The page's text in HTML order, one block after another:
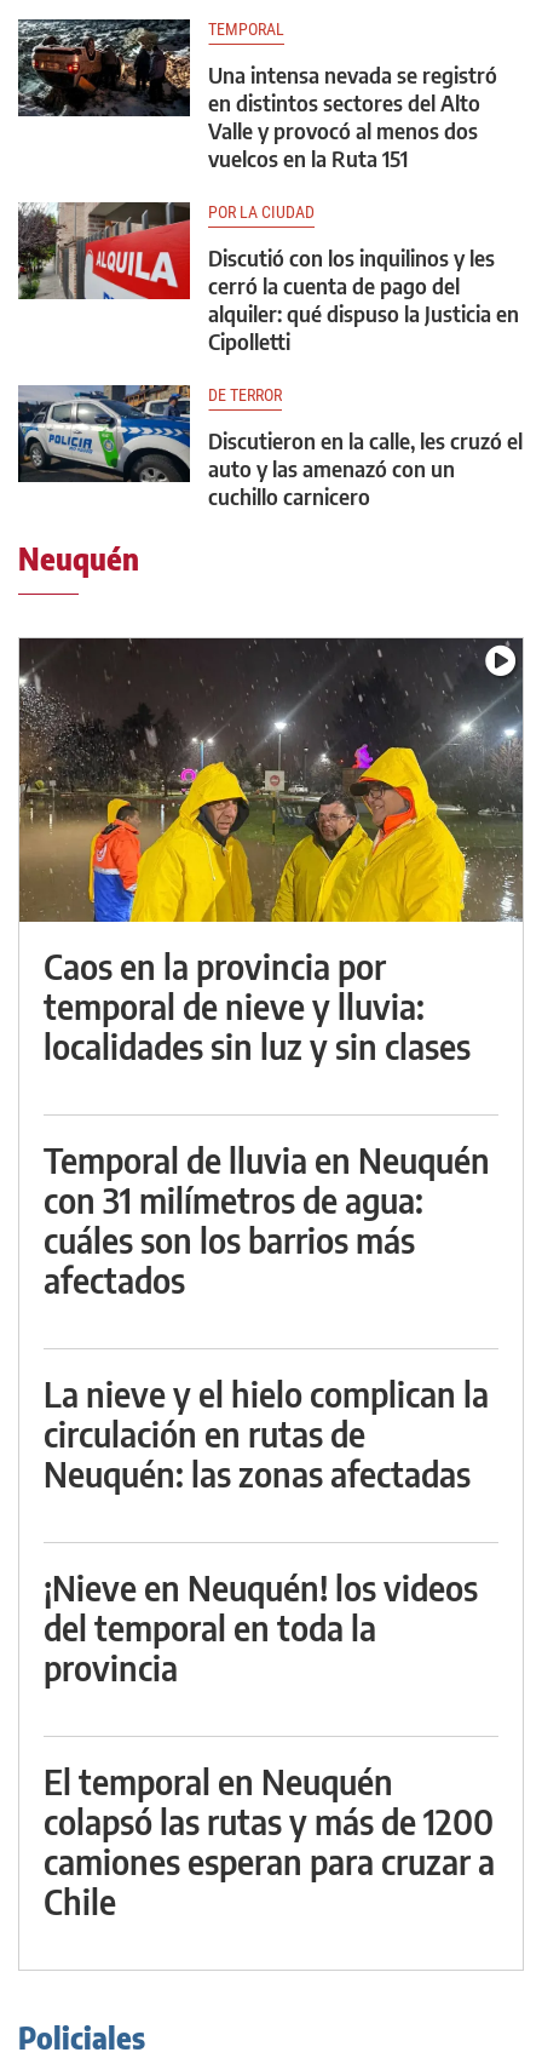
TEMPORAL
Una intensa nevada se registró
en distintos sectores del Alto
Valle y provocó al menos dos
vuelcos en la Ruta 151
POR LA CIUDAD
Discutió con los inquilinos y les
cerró la cuenta de pago del
alquiler: qué dispuso la Justicia en
Cipolletti
DE TERROR
Discutieron en la calle, les cruzó el
auto y las amenazó con un
cuchillo carnicero
Neuquén
Caos en la provincia por
temporal de nieve y lluvia:
localidades sin luz y sin clases
Temporal de lluvia en Neuquén
con 31 milímetros de agua:
cuáles son los barrios más
afectados
La nieve y el hielo complican la
circulación en rutas de
Neuquén: las zonas afectadas
¡Nieve en Neuquén! los videos
del temporal en toda la
provincia
El temporal en Neuquén
colapsó las rutas y más de 1200
camiones esperan para cruzar a
Chile
Policiales